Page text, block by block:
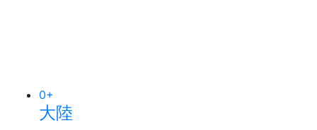
0+
大陸